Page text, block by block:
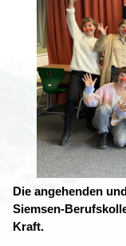
Die angehenden
Siemsen-
Kraft.